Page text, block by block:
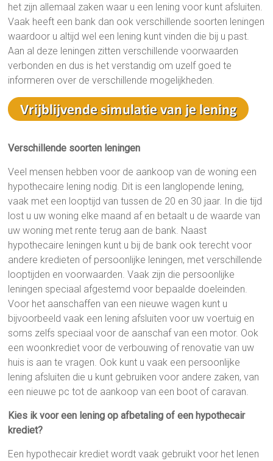
het zijn allemaal zaken waar u een lening voor kunt afsluiten.
Vaak heeft een bank dan ook verschillende soorten leningen
waardoor u altijd wel een lening kunt vinden die bij u past.
Aan al deze leningen zitten verschillende voorwaarden
verbonden en dus is het verstandig om uzelf goed te
informeren over de verschillende mogelijkheden.
Verschillende soorten leningen
Veel mensen hebben voor de aankoop van de woning een
hypothecaire lening nodig. Dit is een langlopende lening,
vaak met een looptijd van tussen de 20 en 30 jaar. In die tijd
lost u uw woning elke maand af en betaalt u de waarde van
uw woning met rente terug aan de bank. Naast
hypothecaire leningen kunt u bij de bank ook terecht voor
andere kredieten of persoonlijke leningen, met verschillende
looptijden en voorwaarden. Vaak zijn die persoonlijke
leningen speciaal afgestemd voor bepaalde doeleinden.
Voor het aanschaffen van een nieuwe wagen kunt u
bijvoorbeeld vaak een lening afsluiten voor uw voertuig en
soms zelfs speciaal voor de aanschaf van een motor. Ook
een woonkrediet voor de verbouwing of renovatie van uw
huis is aan te vragen. Ook kunt u vaak een persoonlijke
lening afsluiten die u kunt gebruiken voor andere zaken, van
een nieuwe pc tot de aankoop van een boot of caravan.
Kies ik voor een lening op afbetaling of een hypothecair
krediet?
Een hypothecair krediet wordt vaak gebruikt voor het lenen